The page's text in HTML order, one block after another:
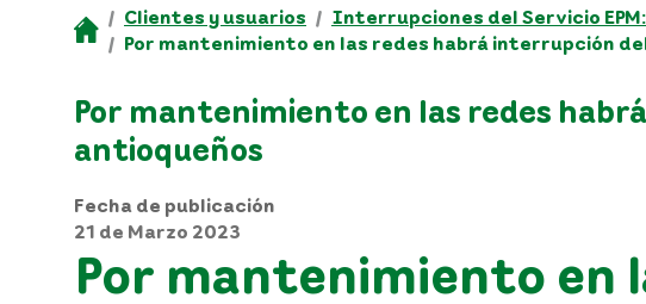
Clientes y usuarios Interrupciones del Servicio
Por mantenimiento en las redes habrá interrupción
Por mantenimiento en las redes
antioqueños
Fecha de publicación
21 de Marzo 2023
Por mantenimiento en